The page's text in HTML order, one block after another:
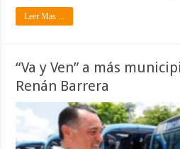
Leer Mas ...
“Va y Ven” a más
Renán Barrera